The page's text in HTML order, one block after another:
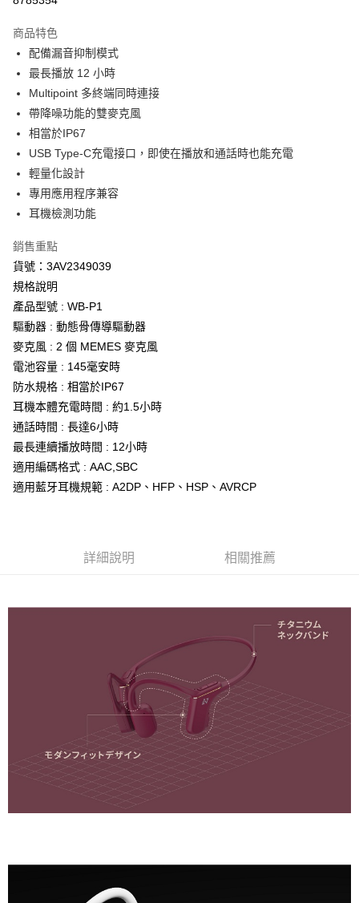
街口支付
悠遊付
Google Pay
全盈+PAY
ATM付款
運送方式
每筆NT$60，滿NT$1,000(含以上)免運費
【付款後7-11取貨】急件勿使用超取
每筆NT$60，滿NT$1,000(含以上)免運費
宅配
宅配-澎湖、金門、馬祖
每筆NT$100，滿NT$2,000(含以上)免運費
付款後門市自取
免運費
商品特色
配備漏音抑制模式
最長播放 12 小時
Multipoint 多終端同時連接
帶降噪功能的雙麥克風
相當於IP67
USB Type-C充電接口，即使在播放和通話時也能充電
輕量化設計
專用應用程序兼容
耳機檢測功能
銷售重點
貨號：3AV2349039
規格說明
產品型號 : WB-P1
驅動器 : 動態骨傳導驅動器
麥克風 : 2 個 MEMES 麥克風
電池容量 : 145毫安時
防水規格 : 相當於IP67
耳機本體充電時間 : 約1.5小時
通話時間 : 長達6小時
最長連續播放時間 : 12小時
適用編碼格式 : AAC,SBC
適用藍牙耳機規範 : A2DP、HFP、HSP、AVRCP
詳細說明 相關推薦